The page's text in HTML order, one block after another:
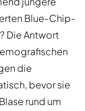
Blue-Chip-
Die Antwort
die
bevor sie
rund um